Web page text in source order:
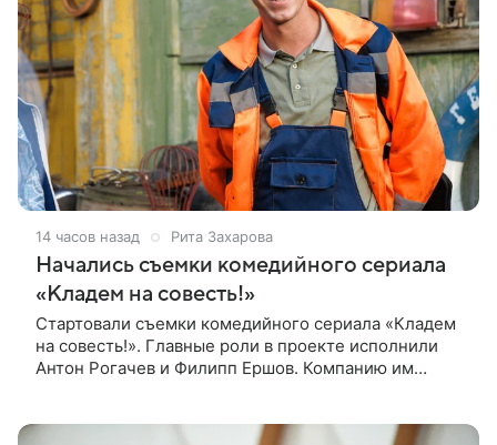
14 часов назад Рита Захарова
Начались съемки комедийного сериала
«Кладем на совесть!»
Стартовали съемки комедийного сериала «Кладем
на совесть!». Главные роли в проекте исполнили
Антон Рогачев и Филипп Ершов. Компанию им